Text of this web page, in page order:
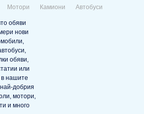
Мотори Камиони Автобуси